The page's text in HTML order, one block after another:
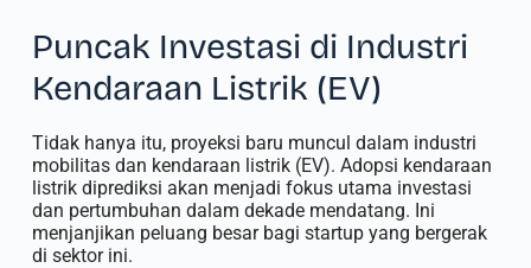
Puncak Investasi di Industri
Kendaraan Listrik (EV)
Tidak hanya itu, proyeksi baru muncul dalam industri
mobilitas dan kendaraan listrik (EV). Adopsi kendaraan
listrik diprediksi akan menjadi fokus utama investasi
dan pertumbuhan dalam dekade mendatang. Ini
menjanjikan peluang besar bagi startup yang bergerak
di sektor ini.